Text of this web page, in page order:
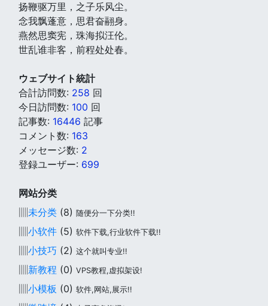
扬鞭驱万里，之子乐风尘。
念我飘蓬意，思君奋翮身。
燕然思窦宪，珠海拟汪伦。
世乱谁非客，前程处处春。
ウェブサイト統計
合計訪問数: 258 回
今日訪問数: 100 回
記事数: 16446 記事
コメント数: 163
メッセージ数: 2
登録ユーザー: 699
网站分类
未分类 (8) 随便分一下分类!!
小软件 (5) 软件下载,行业软件下载!!
小技巧 (2) 这个就叫专业!!
新教程 (0) VPS教程,虚拟架设!
小模板 (0) 软件,网站,展示!!